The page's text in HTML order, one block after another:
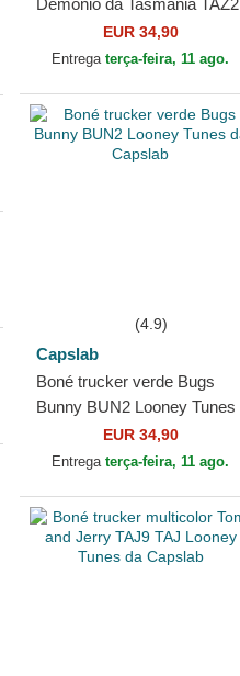
Demónio da Tasmânia TAZ2
Looney Tunes da Capslab
EUR 34,90
Entregaterça-feira, 11 ago.
(4.9)
Capslab
Boné trucker verde Bugs
Bunny BUN2 Looney Tunes
da CapslabEUR 34,90
Entregaterça-feira, 11 ago.